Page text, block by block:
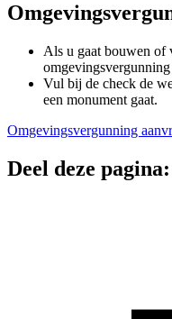
Als u gaat bouwen of
Vul bij de check de
een monument gaat.
Omgevingsvergunning
Deel deze pagina: